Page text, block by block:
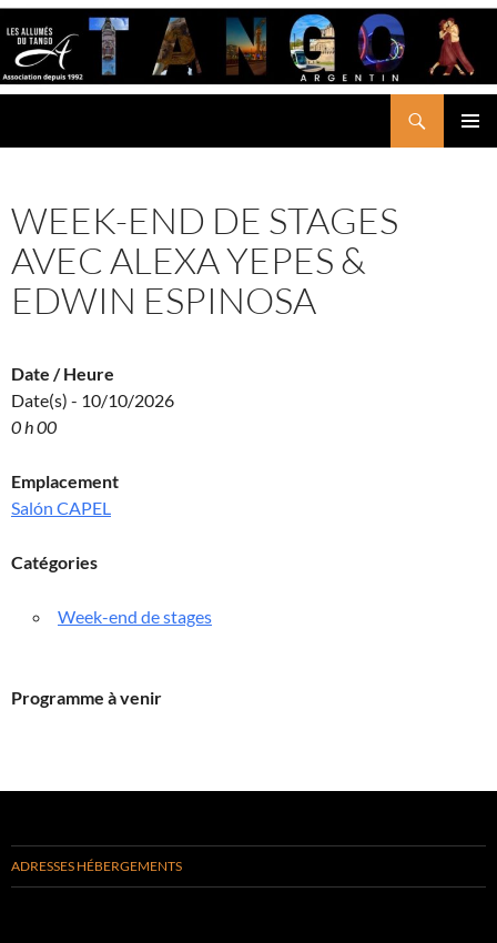
Aller
au
contenu
WEEK-END DE STAGES
AVEC ALEXA YEPES &
EDWIN ESPINOSA
Date / Heure
Date(s) - 10/10/2026
0 h 00
Emplacement
Salón CAPEL
Catégories
Week-end de stages
Programme à venir
ADRESSES HÉBERGEMENTS